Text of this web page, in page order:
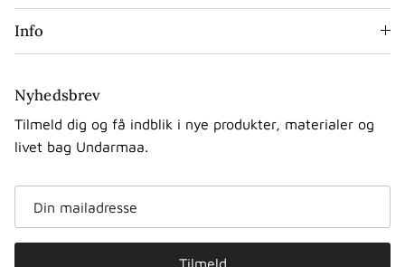
Info
Nyhedsbrev
Tilmeld dig og få indblik i nye produkter, materialer og
livet bag Undarmaa.
Tilmeld